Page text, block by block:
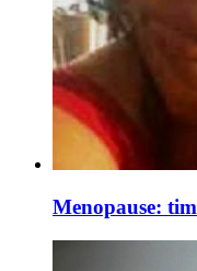
Menopause: